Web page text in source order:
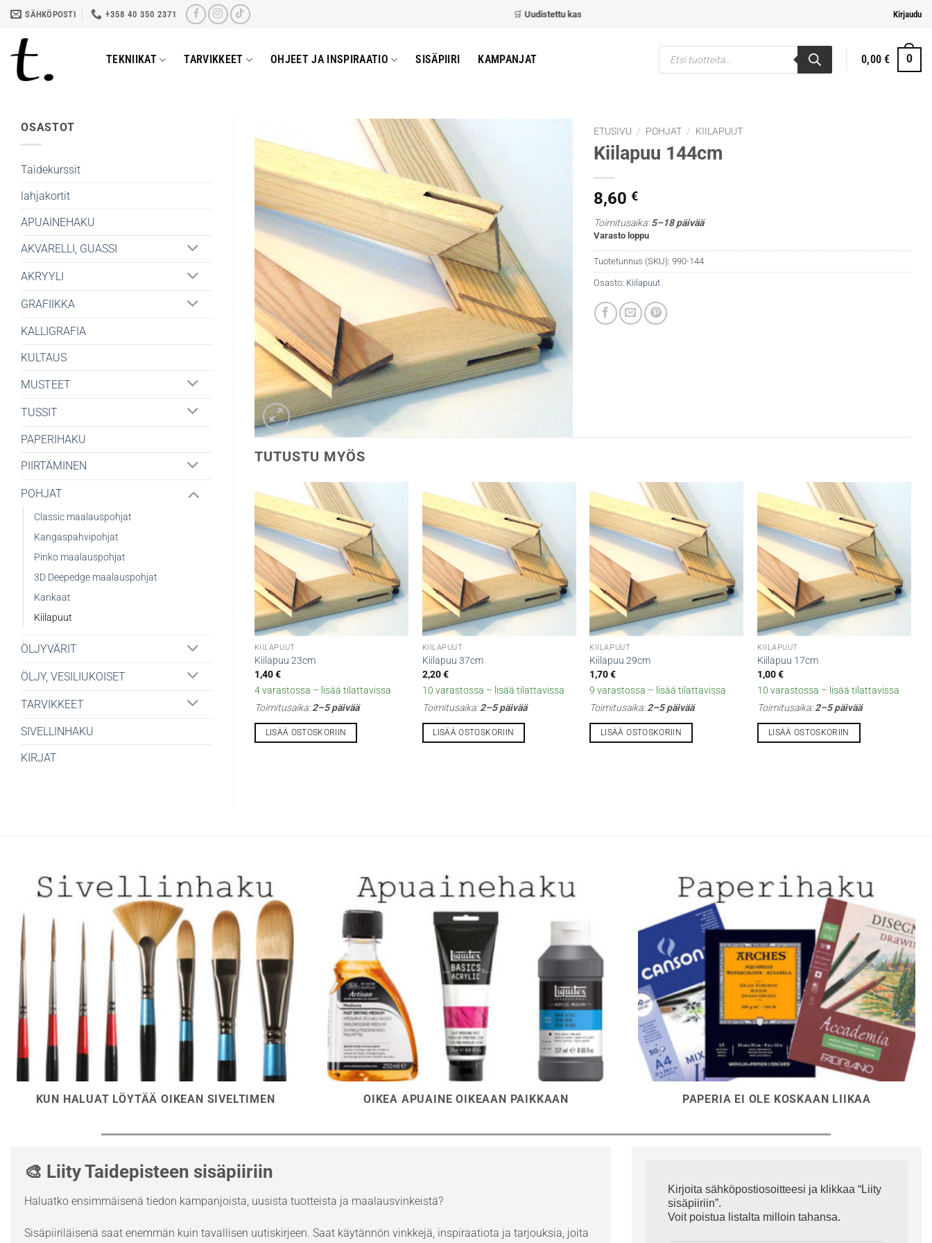
Skip
content
SÄHKÖPOSTI +358 40 350 2371 Uudistettu kassa– nopeampi ja helpompi maksaminen Kirjaudu
TEKNIIKAT TARVIKKEET OHJEET JA INSPIRAATIO SISÄPIIRI KAMPANJAT
Products
search
0,00€ 0
OSASTOT
Taidekurssit
lahjakortit
APUAINEHAKU
AKVARELLI, GUASSI
AKRYYLI
GRAFIIKKA
KALLIGRAFIA
KULTAUS
MUSTEET
TUSSIT
PAPERIHAKU
PIIRTÄMINEN
POHJAT
Classic maalauspohjat
Kangaspahvipohjat
Pinko maalauspohjat
3D Deepedge maalauspohjat
Kankaat
Kiilapuut
ÖLJYVÄRIT
ÖLJY, VESILIUKOISET
TARVIKKEET
SIVELLINHAKU
KIRJAT
ETUSIVU / POHJAT / KIILAPUUT
Kiilapuu 144cm
8,60 €
Toimitusaika:5–18 päivää
Varasto loppu
Tuotetunnus (SKU): 990-144
Osasto: Kiilapuut
TUTUSTU MYÖS
KIILAPUUT
Kiilapuu 23cm
1,40€
4 varastossa – lisää tilattavissa
Toimitusaika:2–5 päivää
LISÄÄ OSTOSKORIIN
KIILAPUUT
Kiilapuu 37cm
2,20€
10 varastossa – lisää tilattavissa
Toimitusaika:2–5 päivää
LISÄÄ OSTOSKORIIN
KIILAPUUT
Kiilapuu 29cm
1,70€
9 varastossa – lisää tilattavissa
Toimitusaika:2–5 päivää
LISÄÄ OSTOSKORIIN
KIILAPUUT
Kiilapuu 17cm
1,00€
10 varastossa – lisää tilattavissa
Toimitusaika:2–5 päivää
LISÄÄ OSTOSKORIIN
KUN HALUAT LÖYTÄÄ OIKEAN SIVELTIMEN OIKEA APUAINE OIKEAAN PAIKKAAN PAPERIA EI OLE KOSKAAN LIIKAA
🎨 Liity Taidepisteen sisäpiiriin
Haluatko ensimmäisenä tiedon kampanjoista, uusista tuotteista ja maalausvinkeistä?
Sisäpiiriläisenä saat enemmän kuin tavallisen uutiskirjeen. Saat käytännön vinkkejä, inspiraatiota ja tarjouksia, joita
Kirjoita sähköpostiosoitteesi ja klikkaa “Liity
sisäpiiriin”.
Voit poistua listalta milloin tahansa.